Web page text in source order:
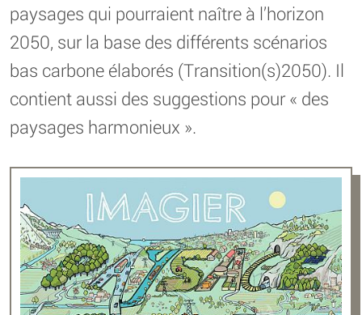
paysages qui pourraient naître à l’horizon
2050, sur la base des différents scénarios
bas carbone élaborés (Transition(s)2050). Il
contient aussi des suggestions pour « des
paysages harmonieux ».